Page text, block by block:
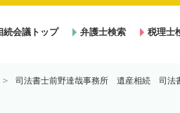
続会議トップ 弁護士検索 税理士
司法書士前野達哉事務所 遺産相続 司法